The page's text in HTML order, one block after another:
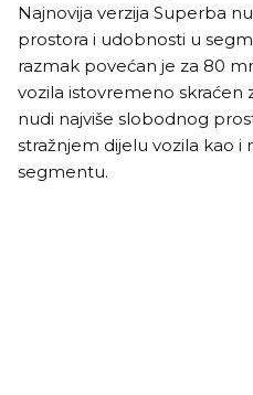
Najnovija verzija Superba
prostora i udobnosti u
razmak povećan je za 80
vozila istovremeno skraćen
nudi najviše slobodnog
stražnjem dijelu vozila kao i
segmentu.